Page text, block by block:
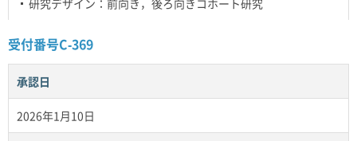
受付番号C-369
承認日
2026年1月10日